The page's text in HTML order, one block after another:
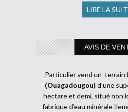
LIRE LA
AVIS DE
Particulier vend un terrain
(Ouagadougou) d’une
hectare et demi, situé non
fabrique d’eau minérale